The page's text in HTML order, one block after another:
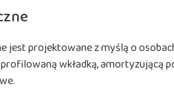
jest projektowane z myślą o
wkładką, amortyzującą